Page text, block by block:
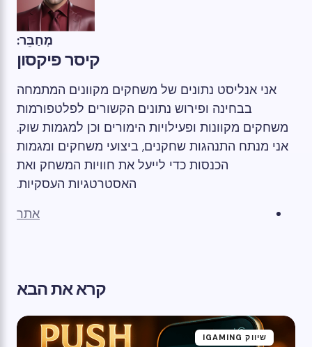
מְחַבֵּר:
קיסר פיקסון
אני אנליסט נתונים של משחקים מקוונים המתמחה
בבחינה ופירוש נתונים הקשורים לפלטפורמות
משחקים מקוונות ופעילויות הימורים וכן למגמות שוק.
אני מנתח התנהגות שחקנים, ביצועי משחקים ומגמות
הכנסות כדי לייעל את חוויות המשחק ואת
האסטרטגיות העסקיות.
אתר
קרא את הבא
שיווק IGAMING